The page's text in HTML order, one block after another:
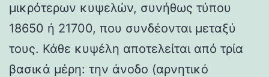
μικρότερων κυψελών, συνήθως τύπου
18650 ή 21700, που συνδέονται μεταξύ
τους. Κάθε κυψέλη αποτελείται από τρία
βασικά μέρη: την άνοδο (αρνητικό